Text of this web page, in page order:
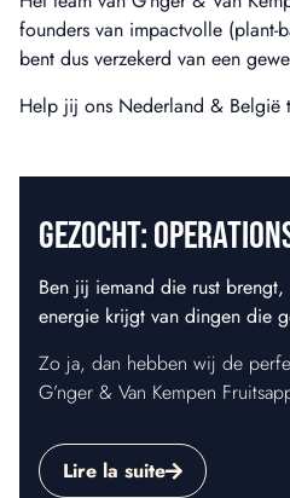
founders van impactvolle (plant-
bent dus verzekerd van een
Help jij ons Nederland & België
GEZOCHT:
Ben jij iemand die rust
energie krijgt van dingen die
Zo ja, dan hebben wij de
G’nger & Van Kempen
Lire la suite